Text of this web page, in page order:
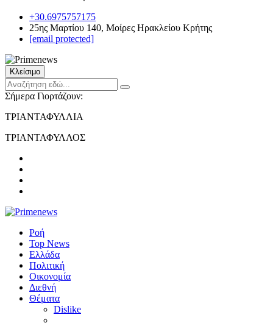
+30.6975757175
25ης Μαρτίου 140, Μοίρες Ηρακλείου Κρήτης
[email protected]
Κλείσιμο
Σήμερα Γιορτάζουν:
ΤΡΙΑΝΤΑΦΥΛΛΙΑ
ΤΡΙΑΝΤΑΦΥΛΛΟΣ
Ροή
Top News
Ελλάδα
Πολιτική
Οικονομία
Διεθνή
Θέματα
Dislike